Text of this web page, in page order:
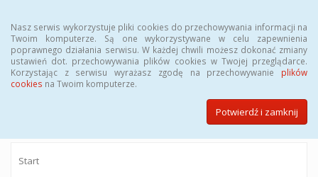
Nasz serwis wykorzystuje pliki cookies do przechowywania informacji na
Twoim komputerze. Są one wykorzystywane w celu zapewnienia
poprawnego działania serwisu. W każdej chwili możesz dokonać zmiany
ustawień dot. przechowywania plików cookies w Twojej przeglądarce.
Korzystając z serwisu wyrażasz zgodę na przechowywanie plików
cookies na Twoim komputerze.
Potwierdź i zamknij
BIULETYN INFORMACJI PUBLICZNEJ
Urzędu Miasta Opola
Start